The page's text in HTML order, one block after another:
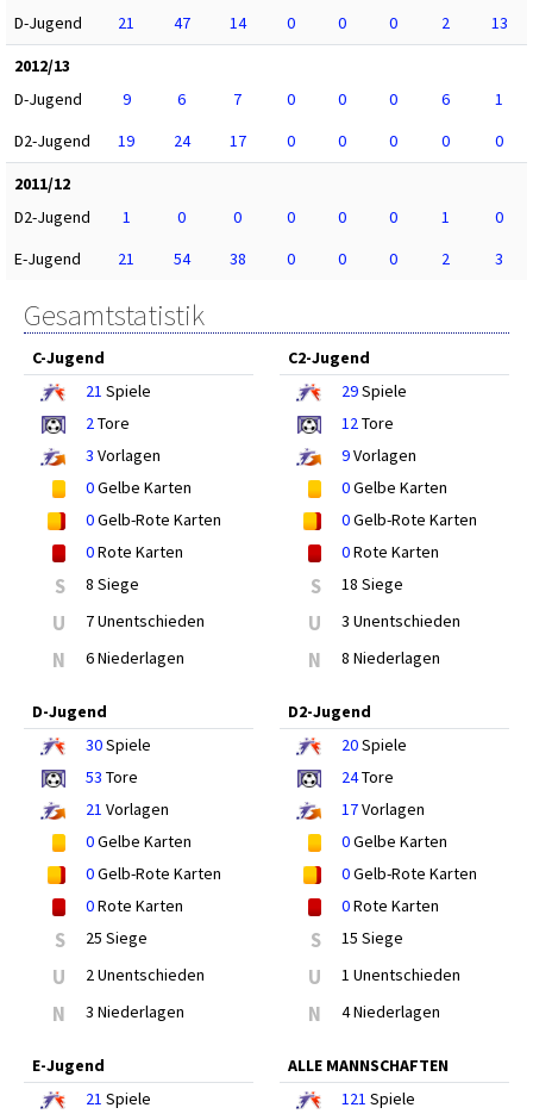
D-Jugend
21 47 14 0 0 0 2
13
2012/13
D-Jugend
9 6 7 0 0 0 6
1
D2-Jugend
19 24 17 0 0 0 0
0
2011/12
D2-Jugend
1 0 0 0 0 0 1
0
E-Jugend
21 54 38 0 0 0 2 3
Gesamtstatistik
C-Jugend
21 Spiele
2Tore
3 Vorlagen
0Gelbe Karten
0Gelb-Rote Karten
0Rote Karten
S 8 Siege
U 7 Unentschieden
N 6 Niederlagen
C2-Jugend
29Spiele
12Tore
9Vorlagen
0Gelbe Karten
0Gelb-Rote Karten
0Rote Karten
S 18 Siege
U 3 Unentschieden
N 8 Niederlagen
D-Jugend
30Spiele
53 Tore
21 Vorlagen
0Gelbe Karten
0Gelb-Rote Karten
0Rote Karten
S 25 Siege
U 2 Unentschieden
N 3 Niederlagen
D2-Jugend
20Spiele
24Tore
17Vorlagen
0Gelbe Karten
0Gelb-Rote Karten
0Rote Karten
S 15 Siege
U 1 Unentschieden
N 4 Niederlagen
E-Jugend
21 Spiele
ALLE MANNSCHAFTEN
121 Spiele